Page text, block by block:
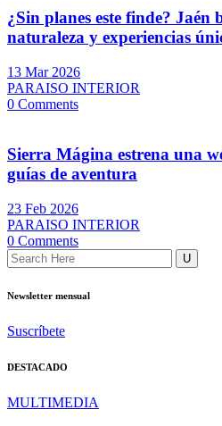
¿Sin planes este finde? Jaén
naturaleza y experiencias
13 Mar 2026
PARAISO INTERIOR
0 Comments
Sierra Mágina estrena una
guías de aventura
23 Feb 2026
PARAISO INTERIOR
0 Comments
Newsletter mensual
Suscríbete
DESTACADO
MULTIMEDIA